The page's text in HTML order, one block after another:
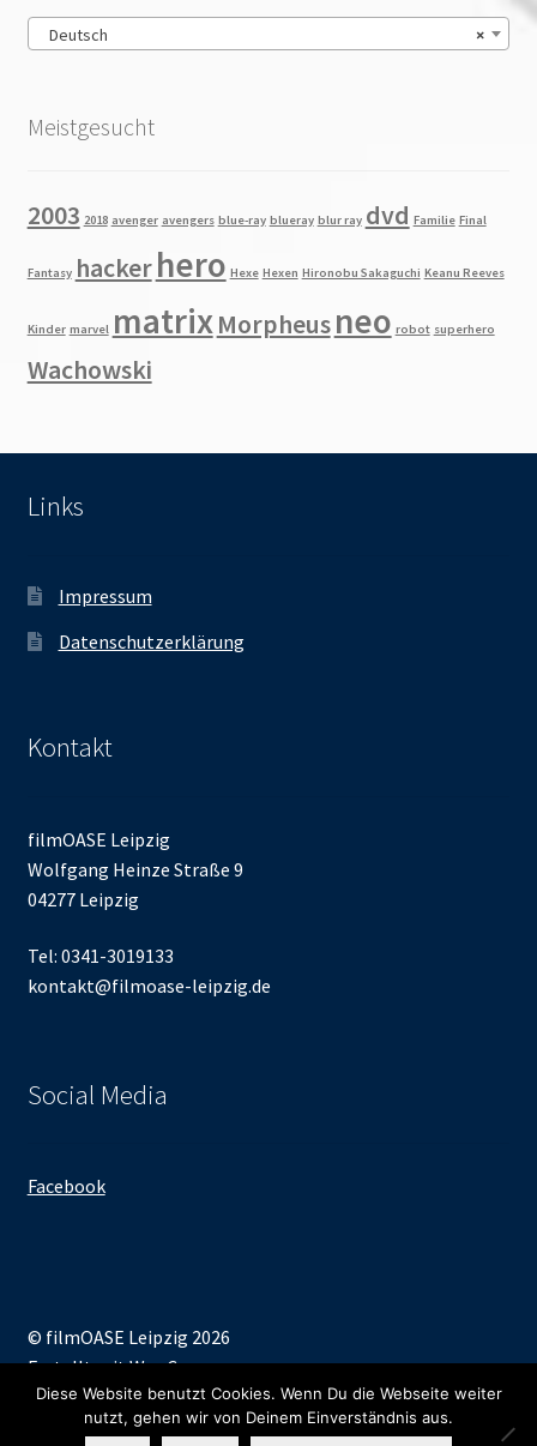
×
Deutsch
Meistgesucht
2003 2018 avenger avengers blue-ray blueray blur ray dvd Familie Final
Fantasy hackerhero Hexe Hexen Hironobu Sakaguchi Keanu Reeves
Kinder marvel matrixMorpheusneo robot superhero
Wachowski
Links
Impressum
Datenschutzerklärung
Kontakt
filmOASE Leipzig
Wolfgang Heinze Straße 9
04277 Leipzig
Tel: 0341-3019133
kontakt@filmoase-leipzig.de
Social Media
Facebook
© filmOASE Leipzig 2026
Erstellt mit WooCommerce.
Diese Website benutzt Cookies. Wenn Du die Webseite weiter
nutzt, gehen wir von Deinem Einverständnis aus.